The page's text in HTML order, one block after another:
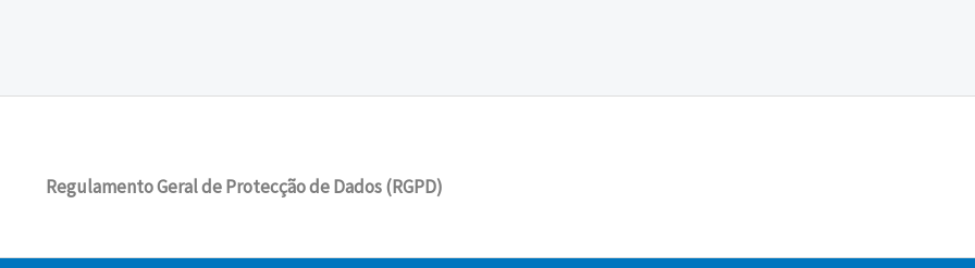
Regulamento Geral de Protecção de Dados (RGPD)